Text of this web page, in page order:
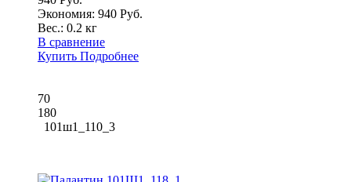
Экономия: 940 Руб.
Вес.: 0.2 кг
В сравнение
Купить Подробнее
70
180
101ш1_110_3